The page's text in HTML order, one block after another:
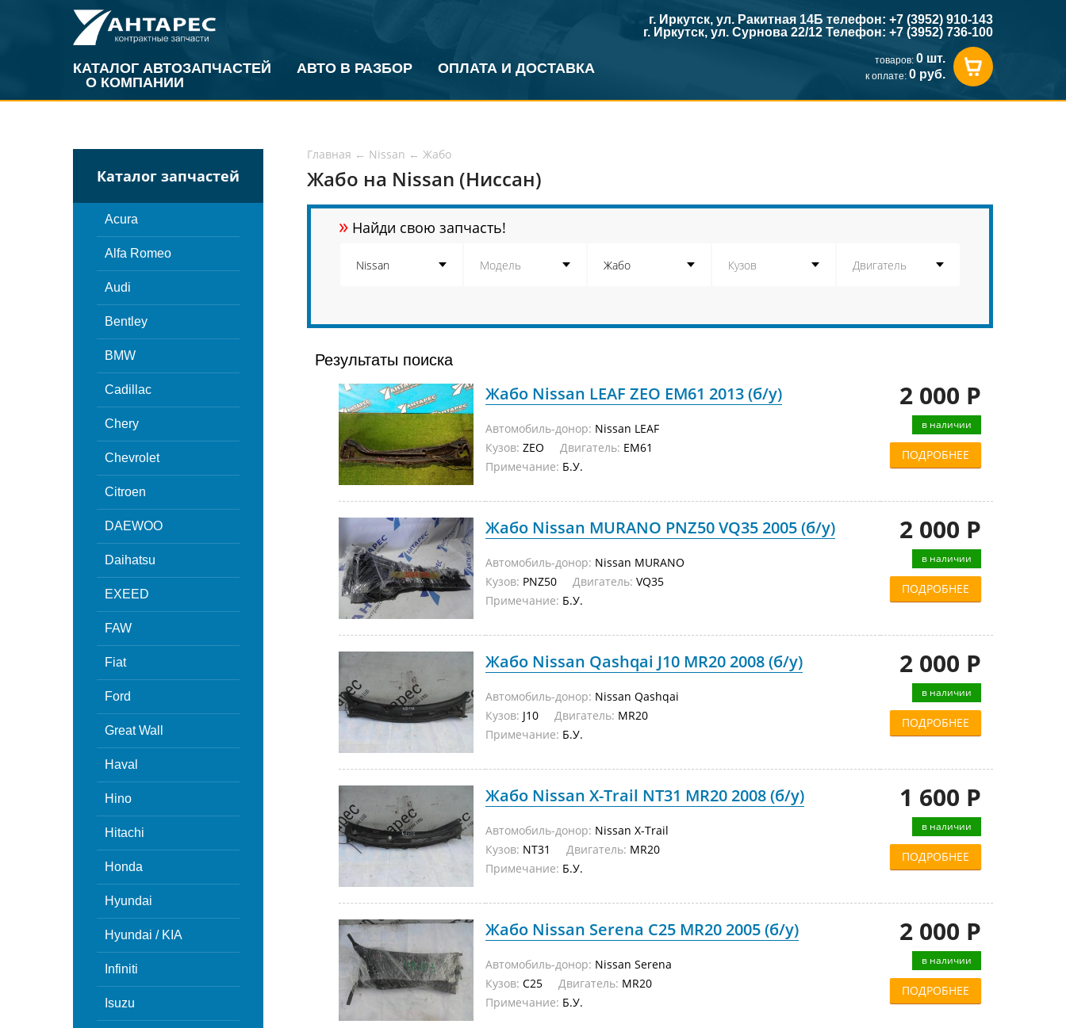
КАТАЛОГ АВТОЗАПЧАСТЕЙ АВТО В РАЗБОР
ОПЛАТА И ДОСТАВКА
О КОМПАНИИ
г. Иркутск, ул. Ракитная 14Б телефон: +7 (3952) 910-143
г. Иркутск, ул. Сурнова 22/12 Телефон: +7 (3952) 736-100
товаров: 0 шт.
к оплате: 0 руб.
Каталог запчастей
Acura
Alfa Romeo
Audi
Bentley
BMW
Cadillac
Chery
Chevrolet
Citroen
DAEWOO
Daihatsu
EXEED
FAW
Fiat
Ford
Great Wall
Haval
Hino
Hitachi
Honda
Hyundai
Hyundai / KIA
Infiniti
Isuzu
Главная ← Nissan ← Жабо
Жабо на Nissan (Ниссан)
» Найди свою запчасть!
Результаты поиска
Жабо Nissan LEAF ZEO EM61 2013 (б/у)
Автомобиль-донор: Nissan LEAF
Кузов: ZEO Двигатель: EM61
Примечание: Б.У.
2 000 Р
в наличии
ПОДРОБНЕЕ
Жабо Nissan MURANO PNZ50 VQ35 2005 (б/у)
Автомобиль-донор: Nissan MURANO
Кузов: PNZ50 Двигатель: VQ35
Примечание: Б.У.
2 000 Р
в наличии
ПОДРОБНЕЕ
Жабо Nissan Qashqai J10 MR20 2008 (б/у)
Автомобиль-донор: Nissan Qashqai
Кузов: J10 Двигатель: MR20
Примечание: Б.У.
2 000 Р
в наличии
ПОДРОБНЕЕ
Жабо Nissan X-Trail NT31 MR20 2008 (б/у)
Автомобиль-донор: Nissan X-Trail
Кузов: NT31 Двигатель: MR20
Примечание: Б.У.
1 600 Р
в наличии
ПОДРОБНЕЕ
Жабо Nissan Serena C25 MR20 2005 (б/у)
Автомобиль-донор: Nissan Serena
Кузов: C25 Двигатель: MR20
Примечание: Б.У.
2 000 Р
в наличии
ПОДРОБНЕЕ